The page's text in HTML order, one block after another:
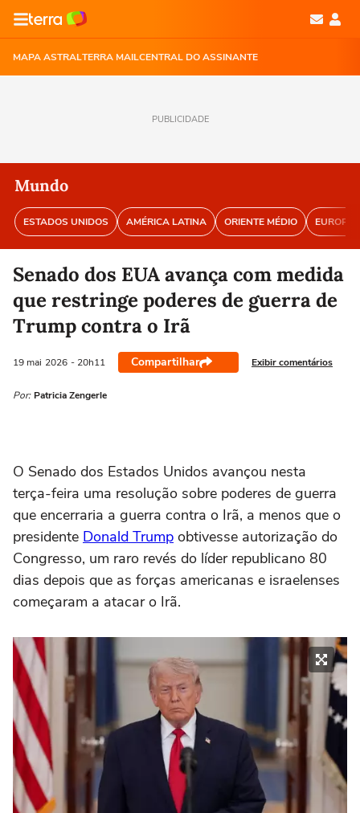
MAPA ASTRALTERRA MAILCENTRAL DO ASSINANTE
PUBLICIDADE
Mundo
ESTADOS UNIDOS AMÉRICA LATINA ORIENTE MÉDIO EUROPA
Senado dos EUA avança com medida
que restringe poderes de guerra de
Trump contra o Irã
19 mai 2026 - 20h11 Compartilhar Exibir comentários
Por: Patricia Zengerle
O Senado dos Estados Unidos avançou nesta
terça-feira uma ‌resolução sobre poderes de guerra
que encerraria a guerra contra o Irã, a menos que o
presidente Donald Trump obtivesse autorização do
Congresso, um raro revés do líder republicano 80
dias depois que as forças americanas e israelenses
começaram a atacar o Irã.